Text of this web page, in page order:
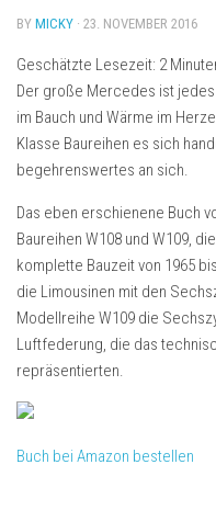
BY MICKY · 23. NOVEMBER 2016
Geschätzte Lesezeit: 2
Der große Mercedes ist
im Bauch und Wärme im
Klasse Baureihen es sich
begehrenswertes an sich.
Das eben erschienene Buch
Baureihen W108 und W109,
komplette Bauzeit von 1965
die Limousinen mit den
Modellreihe W109 die
Luftfederung, die das
repräsentierten.
Buch bei Amazon bestellen